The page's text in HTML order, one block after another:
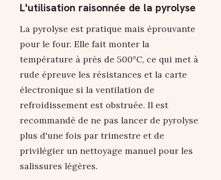
L'utilisation raisonnée de la pyrolyse
La pyrolyse est pratique mais éprouvante
pour le four. Elle fait monter la
température à près de 500°C, ce qui met à
rude épreuve les résistances et la carte
électronique si la ventilation de
refroidissement est obstruée. Il est
recommandé de ne pas lancer de pyrolyse
plus d'une fois par trimestre et de
privilégier un nettoyage manuel pour les
salissures légères.